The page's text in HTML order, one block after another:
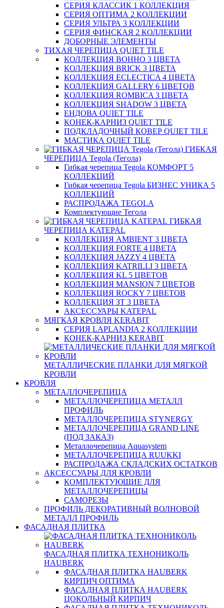
СЕРИЯ КЛАССИК 1 КОЛЛЕКЦИЯ
СЕРИЯ ОПТИМА 2 КОЛЛЕКЦИИ
СЕРИЯ УЛЬТРА 3 КОЛЛЕКЦИИ
СЕРИЯ ФИНСКАЯ 2 КОЛЛЕКЦИИ
ДОБОРНЫЕ ЭЛЕМЕНТЫ
ТИХАЯ ЧЕРЕПИЦА QUIET TILE
КОЛЛЕКЦИЯ BOHHO 3 ЦВЕТА
КОЛЛЕКЦИЯ BRICK 3 ЦВЕТА
КОЛЛЕКЦИЯ ECLECTICA 4 ЦВЕТА
КОЛЛЕКЦИЯ GALLERY 6 ЦВЕТОВ
КОЛЛЕКЦИЯ ROMBICA 3 ЦВЕТА
КОЛЛЕКЦИЯ SHADOW 3 ЦВЕТА
ЕНДОВА QUIET TILE
КОНЕК-КАРНИЗ QUIET TILE
ПОДКЛАДОЧНЫЙ КОВЕР QUIET TILE
МАСТИКА QUIET TILE
ГИБКАЯ
ЧЕРЕПИЦА Tegola (Тегола)
Гибкая черепица Tegola КОМФОРТ 5
КОЛЛЕКЦИЙ
Гибкая черепица Tegola БИЗНЕС УНИКА 5
КОЛЛЕКЦИЙ
РАСПРОДАЖА TEGOLA
Комплектующие Тегола
ГИБКАЯ
ЧЕРЕПИЦА KATEPAL
КОЛЛЕКЦИЯ AMBIENT 3 ЦВЕТА
КОЛЛЕКЦИЯ FORTE 4 ЦВЕТА
КОЛЛЕКЦИЯ JAZZY 4 ЦВЕТА
КОЛЛЕКЦИЯ KATRILLI 3 ЦВЕТА
КОЛЛЕКЦИЯ KL 5 ЦВЕТОВ
КОЛЛЕКЦИЯ MANSION 7 ЦВЕТОВ
КОЛЛЕКЦИЯ ROCKY 7 ЦВЕТОВ
КОЛЛЕКЦИЯ ЗТ 3 ЦВЕТА
АКСЕССУАРЫ KATEPAL
МЯГКАЯ КРОВЛЯ KERABIT
СЕРИЯ LAPLANDIA 2 КОЛЛЕКЦИИ
КОНЕК-КАРНИЗ KERABIT
МЕТАЛЛИЧЕСКИЕ ПЛАНКИ ДЛЯ МЯГКОЙ
КРОВЛИ
КРОВЛЯ
МЕТАЛЛОЧЕРЕПИЦА
МЕТАЛЛОЧЕРЕПИЦА МЕТАЛЛ
ПРОФИЛЬ
МЕТАЛЛОЧЕРЕПИЦА STYNERGY
МЕТАЛЛОЧЕРЕПИЦА GRAND LINE
(ПОД ЗАКАЗ)
Металлочерепица Aquasystem
МЕТАЛЛОЧЕРЕПИЦА RUUKKI
РАСПРОДАЖА СКЛАДСКИХ ОСТАТКОВ
АКСЕССУАРЫ ДЛЯ КРОВЛИ
КОМПЛЕКТУЮЩИЕ ДЛЯ
МЕТАЛЛОЧЕРЕПИЦЫ
САМОРЕЗЫ
ПРОФИЛЬ ДЕКОРАТИВНЫЙ ВОЛНОВОЙ
МЕТАЛЛ ПРОФИЛЬ
ФАСАДНАЯ ПЛИТКА
ФАСАДНАЯ ПЛИТКА ТЕХНОНИКОЛЬ
HAUBERK
ФАСАДНАЯ ПЛИТКА HAUBERK
КИРПИЧ ОПТИМА
ФАСАДНАЯ ПЛИТКА HAUBERK
ЦОКОЛЬНЫЙ КИРПИЧ